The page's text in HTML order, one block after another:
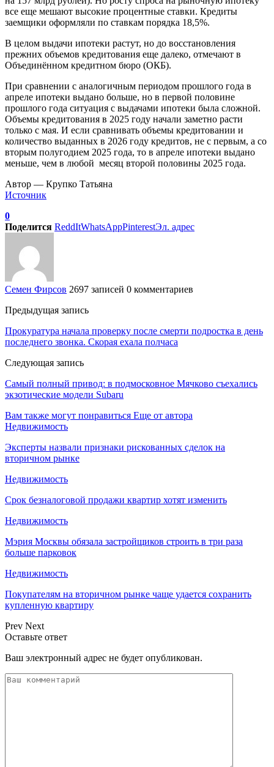
все еще мешают высокие процентные ставки. Кредиты
заемщики оформляли по ставкам порядка 18,5%.
В целом выдачи ипотеки растут, но до восстановления
прежних объемов кредитования еще далеко, отмечают в
Объединённом кредитном бюро (ОКБ).
При сравнении с аналогичным периодом прошлого года в
апреле ипотеки выдано больше, но в первой половине
прошлого года ситуация с выдачами ипотеки была сложной.
Объемы кредитования в 2025 году начали заметно расти
только с мая. И если сравнивать объемы кредитовании и
количество выданных в 2026 году кредитов, не с первым, а со
вторым полугодием 2025 года, то в апреле ипотеки выдано
меньше, чем в любой месяц второй половины 2025 года.
Автор — Крупко Татьяна
Источник
0
Поделится ReddItWhatsAppPinterestЭл. адрес
Семен Фирсов 2697 записей 0 комментариев
Предыдущая запись
Прокуратура начала проверку после смерти подростка в день
последнего звонка. Скорая ехала полчаса
Следующая запись
Самый полный привод: в подмосковное Мячково съехались
экзотические модели Subaru
Вам также могут понравиться Еще от автора
Недвижимость
Эксперты назвали признаки рискованных сделок на
вторичном рынке
Недвижимость
Срок безналоговой продажи квартир хотят изменить
Недвижимость
Мэрия Москвы обязала застройщиков строить в три раза
больше парковок
Недвижимость
Покупателям на вторичном рынке чаще удается сохранить
купленную квартиру
Prev Next
Оставьте ответ
Ваш электронный адрес не будет опубликован.